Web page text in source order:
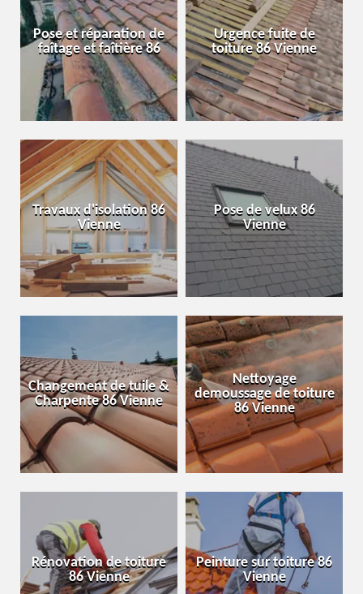
Pose et réparation de
faîtage et faîtière 86
Urgence fuite de
toiture 86 Vienne
Travaux d'isolation 86
Vienne
Pose de velux 86
Vienne
Changement de tuile &
Charpente 86 Vienne
Nettoyage
demoussage de toiture
86 Vienne
Rénovation de toiture
86 Vienne
Peinture sur toiture 86
Vienne